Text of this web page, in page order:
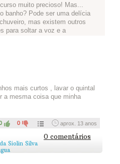
muito precioso! Mas...
banho? Pode ser uma delícia
mas existem outros
para soltar a voz e a
sua casa onde sua
em sua casa e anote onde você
por exemplo, como lavam a
podem diminuir o consumo de
precisam.
mais curtos , lavar o quintal
a mesma coisa que minha
0 aprox. 13 anos
0 comentários
Siolin Silva